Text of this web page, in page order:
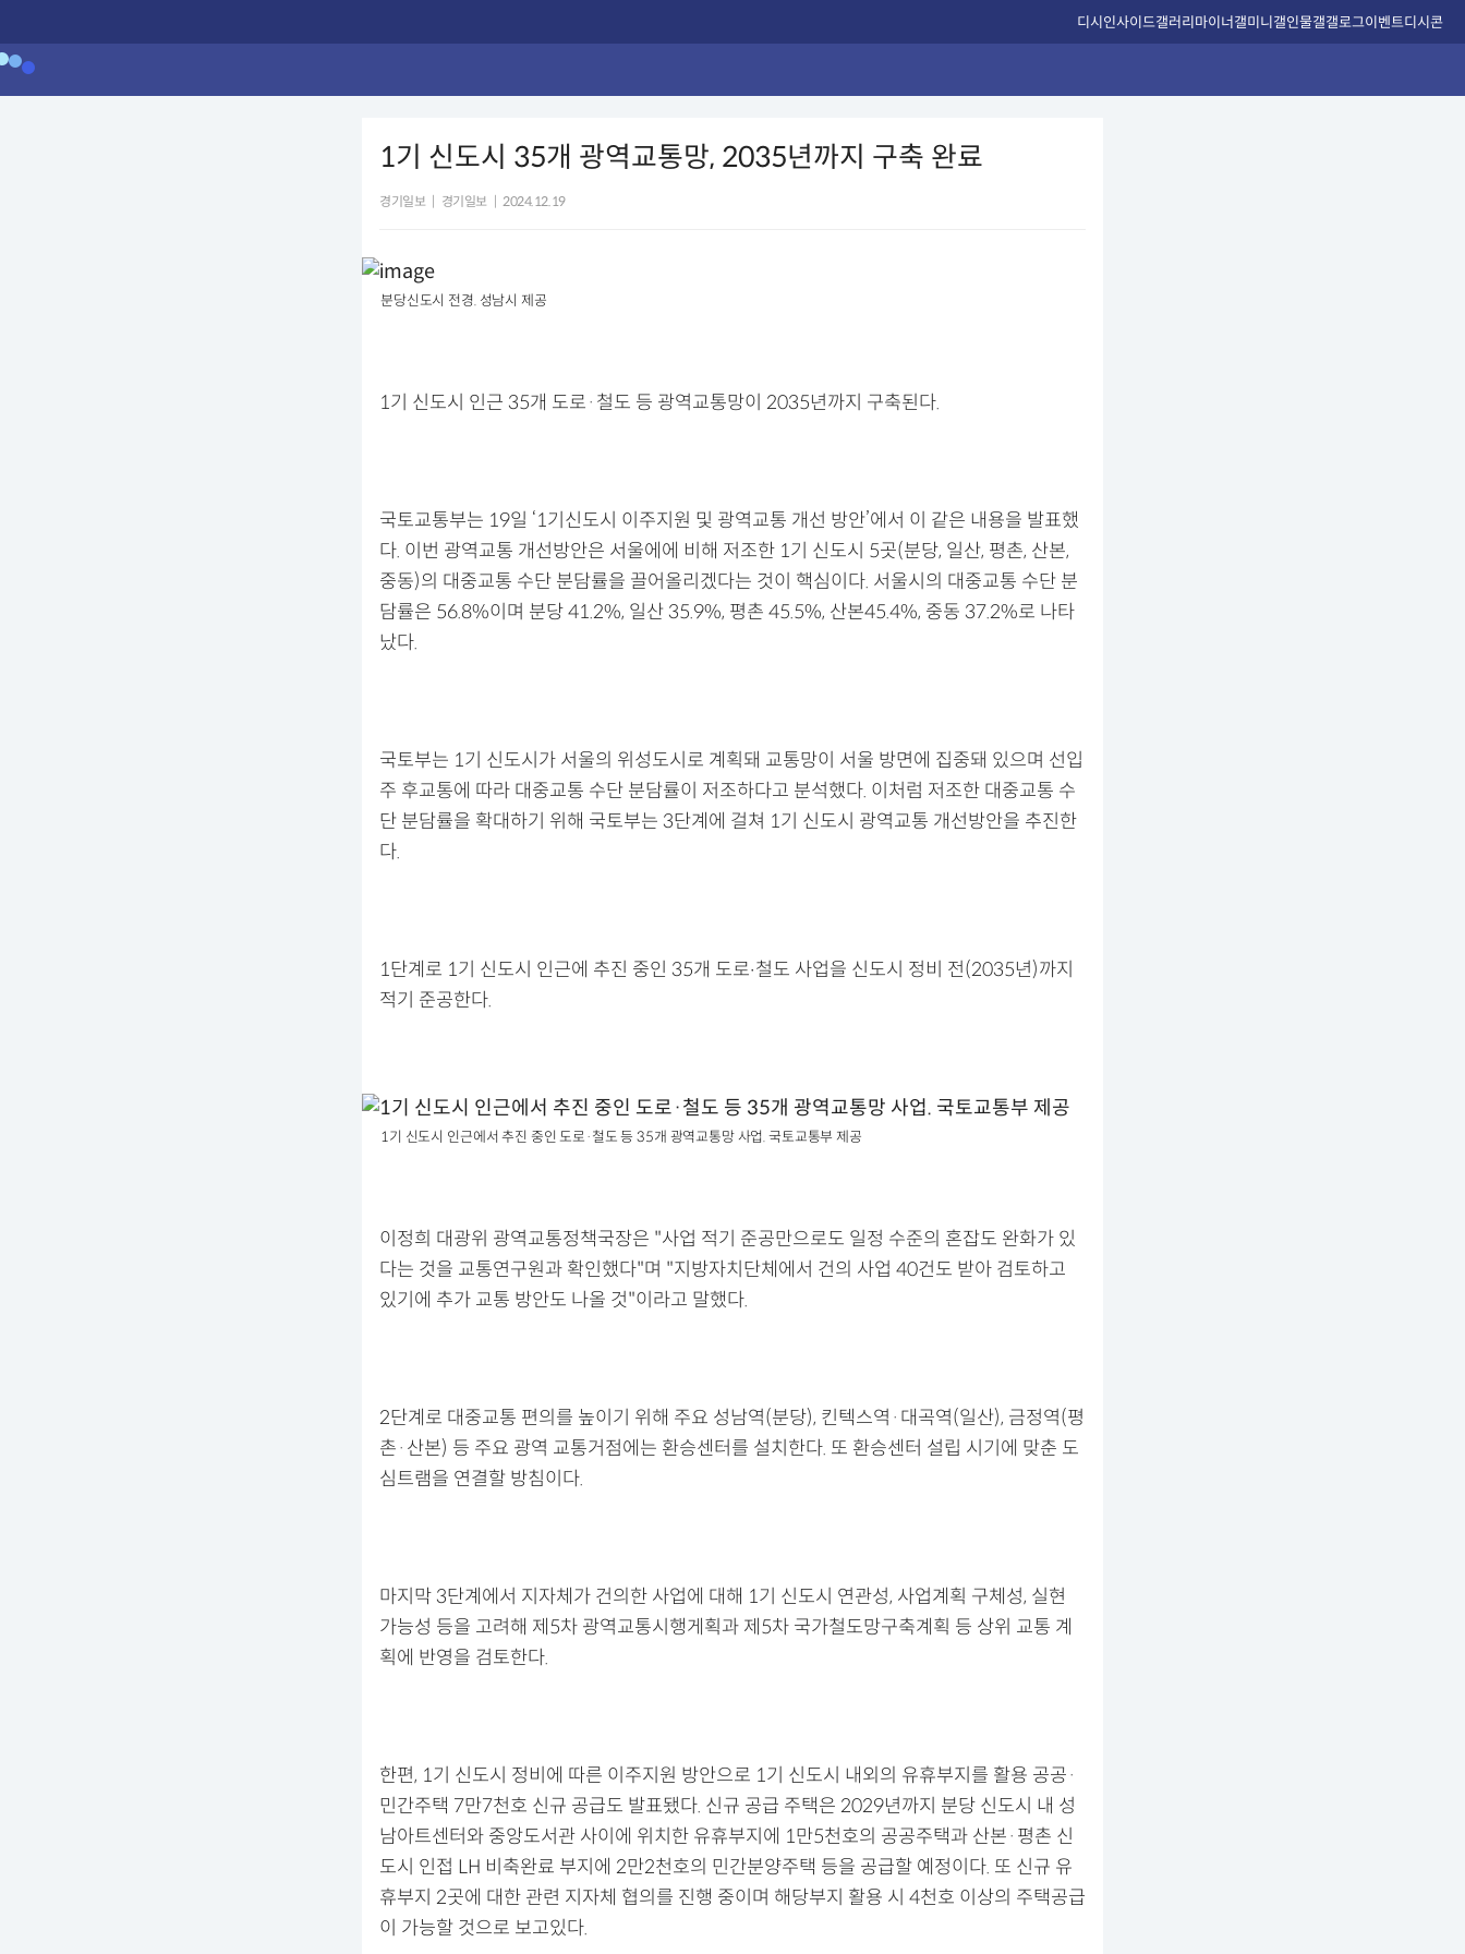
디시인사이드갤러리마이너갤미니갤인물갤갤로그이벤트디시콘
1기 신도시 35개 광역교통망, 2035년까지 구축 완료
경기일보 경기일보 2024.12.19
분당신도시 전경. 성남시 제공
1기 신도시 인근 35개 도로·철도 등 광역교통망이 2035년까지 구축된다.
국토교통부는 19일 ‘1기신도시 이주지원 및 광역교통 개선 방안’에서 이 같은 내용을 발표했
다. 이번 광역교통 개선방안은 서울에에 비해 저조한 1기 신도시 5곳(분당, 일산, 평촌, 산본,
중동)의 대중교통 수단 분담률을 끌어올리겠다는 것이 핵심이다. 서울시의 대중교통 수단 분
담률은 56.8%이며 분당 41.2%, 일산 35.9%, 평촌 45.5%, 산본45.4%, 중동 37.2%로 나타
났다.
국토부는 1기 신도시가 서울의 위성도시로 계획돼 교통망이 서울 방면에 집중돼 있으며 선입
주 후교통에 따라 대중교통 수단 분담률이 저조하다고 분석했다. 이처럼 저조한 대중교통 수
단 분담률을 확대하기 위해 국토부는 3단계에 걸쳐 1기 신도시 광역교통 개선방안을 추진한
다.
1단계로 1기 신도시 인근에 추진 중인 35개 도로‧철도 사업을 신도시 정비 전(2035년)까지
적기 준공한다.
1기 신도시 인근에서 추진 중인 도로·철도 등 35개 광역교통망 사업. 국토교통부 제공
이정희 대광위 광역교통정책국장은 "사업 적기 준공만으로도 일정 수준의 혼잡도 완화가 있
다는 것을 교통연구원과 확인했다"며 "지방자치단체에서 건의 사업 40건도 받아 검토하고
있기에 추가 교통 방안도 나올 것"이라고 말했다.
2단계로 대중교통 편의를 높이기 위해 주요 성남역(분당), 킨텍스역·대곡역(일산), 금정역(평
촌·산본) 등 주요 광역 교통거점에는 환승센터를 설치한다. 또 환승센터 설립 시기에 맞춘 도
심트램을 연결할 방침이다.
마지막 3단계에서 지자체가 건의한 사업에 대해 1기 신도시 연관성, 사업계획 구체성, 실현
가능성 등을 고려해 제5차 광역교통시행게획과 제5차 국가철도망구축계획 등 상위 교통 계
획에 반영을 검토한다.
한편, 1기 신도시 정비에 따른 이주지원 방안으로 1기 신도시 내외의 유휴부지를 활용 공공·
민간주택 7만7천호 신규 공급도 발표됐다. 신규 공급 주택은 2029년까지 분당 신도시 내 성
남아트센터와 중앙도서관 사이에 위치한 유휴부지에 1만5천호의 공공주택과 산본·평촌 신
도시 인접 LH 비축완료 부지에 2만2천호의 민간분양주택 등을 공급할 예정이다. 또 신규 유
휴부지 2곳에 대한 관련 지자체 협의를 진행 중이며 해당부지 활용 시 4천호 이상의 주택공급
이 가능할 것으로 보고있다.